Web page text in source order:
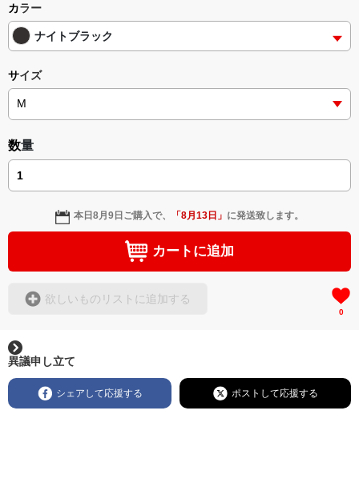
カラー
ナイトブラック
サイズ
数量
本日8月9日 ご購入で、 「8月13日 」 に発送致します。
カートに追加
欲しいものリストに追加する
0
異議申し立て
シェアして応援する ポストして応援する